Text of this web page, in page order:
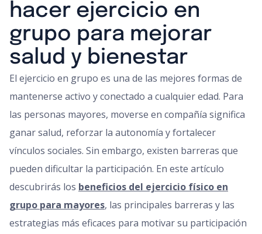
hacer ejercicio en
grupo para mejorar
salud y bienestar
El ejercicio en grupo es una de las mejores formas de
mantenerse activo y conectado a cualquier edad. Para
las personas mayores, moverse en compañía significa
ganar salud, reforzar la autonomía y fortalecer
vínculos sociales. Sin embargo, existen barreras que
pueden dificultar la participación. En este artículo
descubrirás los beneficios del ejercicio físico en
grupo para mayores, las principales barreras y las
estrategias más eficaces para motivar su participación